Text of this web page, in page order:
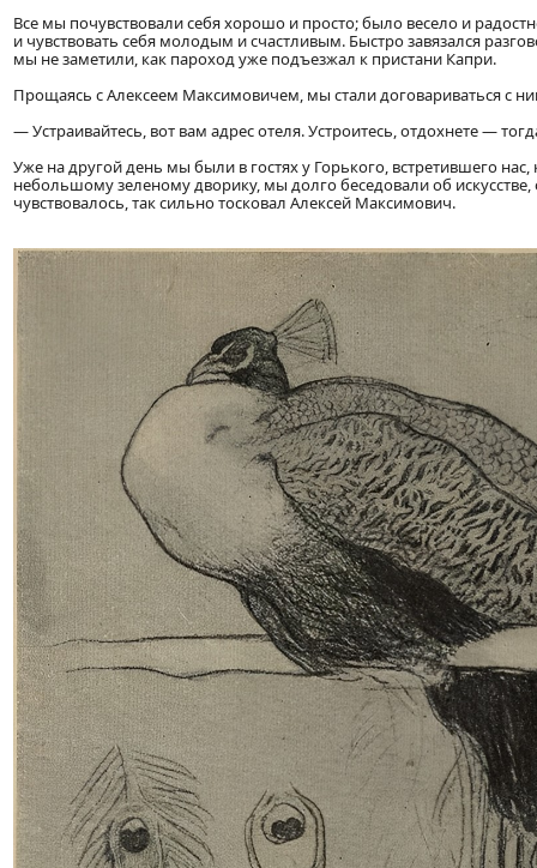
Все мы почувствовали себя хорошо и просто; было весело и
и чувствовать себя молодым и счастливым. Быстро завязался
мы не заметили, как пароход уже подъезжал к пристани Капри.
Прощаясь с Алексеем Максимовичем, мы стали договариваться с
— Устраивайтесь, вот вам адрес отеля. Устроитесь, отдохнете —
Уже на другой день мы были в гостях у Горького, встретившего
небольшому зеленому дворику, мы долго беседовали об
чувствовалось, так сильно тосковал Алексей Максимович.